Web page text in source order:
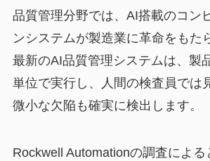
品質管理分野では、AI搭載のコン
ンシステムが製造業に革命をもた
最新のAI品質管理システムは、製
単位で実行し、人間の検査員では
微小な欠陥も確実に検出します。
Rockwell Automationの調査によ